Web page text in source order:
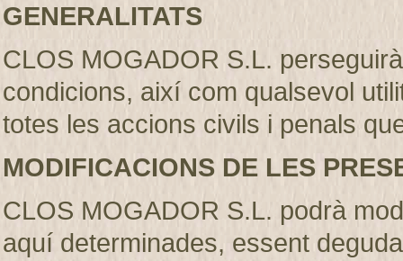
GENERALITATS
CLOS MOGADOR S.L.
condicions, així com qualsevol
totes les accions civils i penals
MODIFICACIONS DE LES
CLOS MOGADOR S.L. podrà
aquí determinades, essent